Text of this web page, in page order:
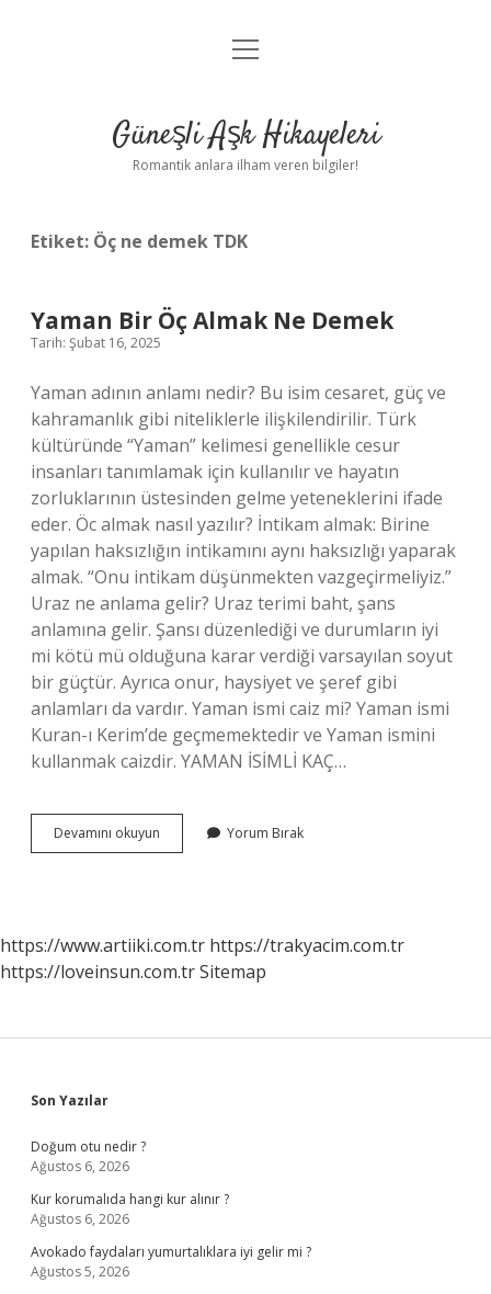
Anasayfa
Yasal Uyarı
menüyü
Güneşli Aşk Hikayeleri
Romantik anlara ilham veren bilgiler!
Etiket: Öç ne demek TDK
Yaman Bir Öç Almak Ne Demek
Tarih: Şubat 16, 2025
Yaman adının anlamı nedir? Bu isim cesaret, güç ve
kahramanlık gibi niteliklerle ilişkilendirilir. Türk
kültüründe “Yaman” kelimesi genellikle cesur
insanları tanımlamak için kullanılır ve hayatın
zorluklarının üstesinden gelme yeteneklerini ifade
eder. Öc almak nasıl yazılır? İntikam almak: Birine
yapılan haksızlığın intikamını aynı haksızlığı yaparak
almak. “Onu intikam düşünmekten vazgeçirmeliyiz.”
Uraz ne anlama gelir? Uraz terimi baht, şans
anlamına gelir. Şansı düzenlediği ve durumların iyi
mi kötü mü olduğuna karar verdiği varsayılan soyut
bir güçtür. Ayrıca onur, haysiyet ve şeref gibi
anlamları da vardır. Yaman ismi caiz mi? Yaman ismi
Kuran-ı Kerim’de geçmemektedir ve Yaman ismini
kullanmak caizdir. YAMAN İSİMLİ KAÇ…
Devamını okuyun
Bir
Yorum Bırak
https://www.artiiki.com.tr https://trakyacim.com.tr
https://loveinsun.com.trSitemap
Sidebar
Son Yazılar
Doğum otu nedir ?
Ağustos 6, 2026
Kur korumalıda hangi kur alınır ?
Ağustos 6, 2026
Avokado faydaları yumurtalıklara iyi gelir mi ?
Ağustos 5, 2026